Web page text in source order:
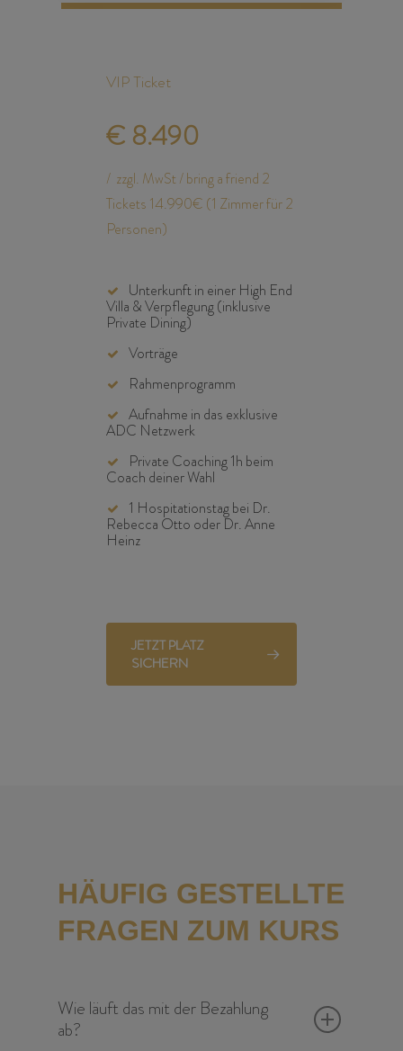
VIP Ticket
€ 8.490
zzgl. MwSt / bring a friend 2
Tickets 14.990€ (1 Zimmer für 2
Personen)
Unterkunft in einer High End
Villa & Verpflegung (inklusive
Private Dining)
Vorträge
Rahmenprogramm
Aufnahme in das exklusive
ADC Netzwerk
Private Coaching 1h beim
Coach deiner Wahl
1 Hospitationstag bei Dr.
Rebecca Otto oder Dr. Anne
Heinz
JETZT PLATZ
SICHERN
HÄUFIG GESTELLTE
FRAGEN ZUM KURS
Wie läuft das mit der Bezahlung
ab?